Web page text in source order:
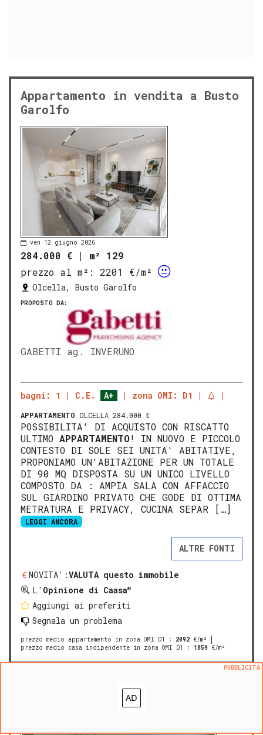
Appartamento in vendita a Busto
Garolfo
ven 12 giugno 2026
284.000 € | m² 129
prezzo al m²:
2201 €/m²
Olcella, Busto Garolfo
PROPOSTO DA:
GABETTI ag. INVERUNO
bagni: 1 C.E. A+ zona OMI: D1
APPARTAMENTO OLCELLA 284.000 €
POSSIBILITA' DI ACQUISTO CON RISCATTO
ULTIMO APPARTAMENTO! IN NUOVO E PICCOLO
CONTESTO DI SOLE SEI UNITA' ABITATIVE,
PROPONIAMO UN'ABITAZIONE PER UN TOTALE
DI 90 MQ DISPOSTA SU UN UNICO LIVELLO
COMPOSTO DA : AMPIA SALA CON AFFACCIO
SUL GIARDINO PRIVATO CHE GODE DI OTTIMA
METRATURA E PRIVACY, CUCINA SEPAR […]
LEGGI ANCORA
ALTRE FONTI
NOVITA':VALUTA questo immobile
L' Opinione di Caasa®
Aggiungi ai preferiti
Segnala un problema
prezzo medio appartamento in zona OMI D1 : 2092 €/m²
prezzo medio casa indipendente in zona OMI D1
: 1859 €/m²
Trilocale in vendita a Busto
PUBBLICITÀ